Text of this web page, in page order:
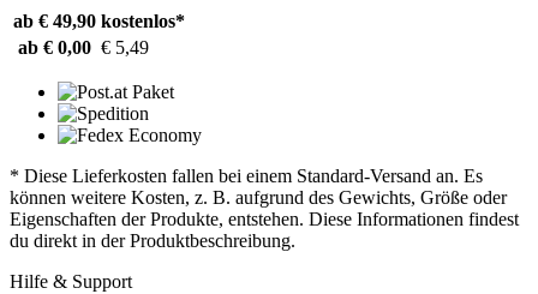
ab € 49,90 kostenlos*
ab € 0,00 € 5,49
* Diese Lieferkosten fallen bei einem Standard-Versand an. Es
können weitere Kosten, z. B. aufgrund des Gewichts, Größe oder
Eigenschaften der Produkte, entstehen. Diese Informationen findest
du direkt in der Produktbeschreibung.
Hilfe & Support